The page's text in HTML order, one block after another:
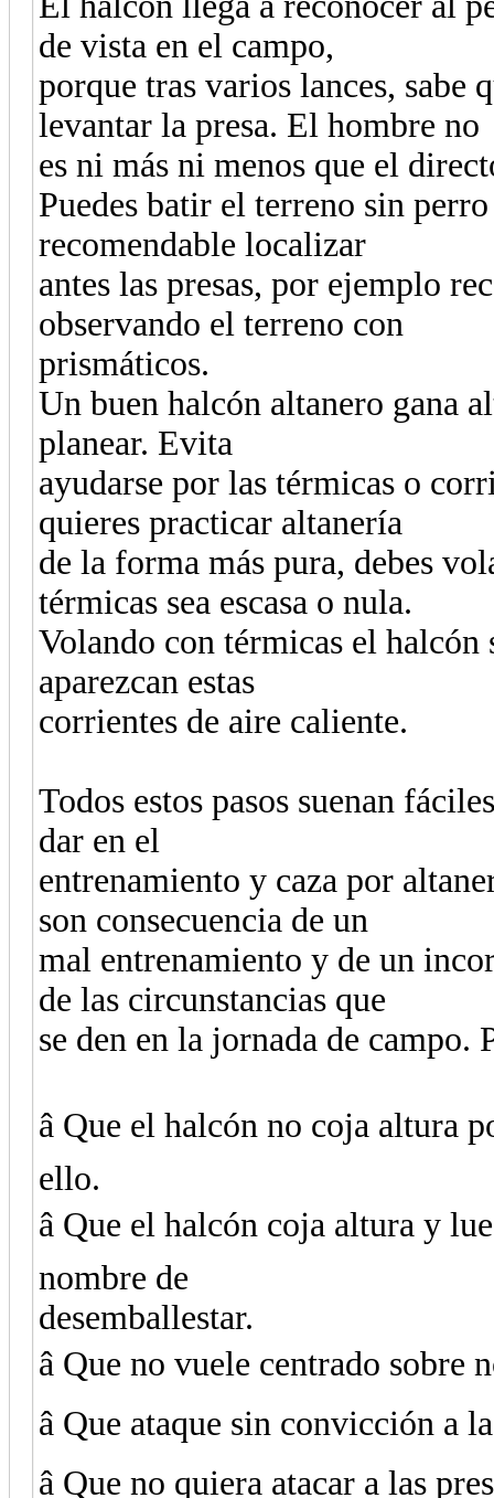
de vista en el campo,
porque tras varios lances, sabe
levantar la presa. El hombre no
es ni más ni menos que el
Puedes batir el terreno sin
recomendable localizar
antes las presas, por ejemplo
observando el terreno con
prismáticos.
Un buen halcón altanero gana
planear. Evita
ayudarse por las térmicas o
quieres practicar altanería
de la forma más pura, debes
térmicas sea escasa o nula.
Volando con térmicas el halcón
aparezcan estas
corrientes de aire caliente.
Todos estos pasos suenan
dar en el
entrenamiento y caza por
son consecuencia de un
mal entrenamiento y de un
de las circunstancias que
se den en la jornada de campo.
â Que el halcón no coja
ello.
â Que el halcón coja altura y
nombre de
desemballestar.
â Que no vuele centrado sobre
â Que ataque sin convicción a
â Que no quiera atacar a las